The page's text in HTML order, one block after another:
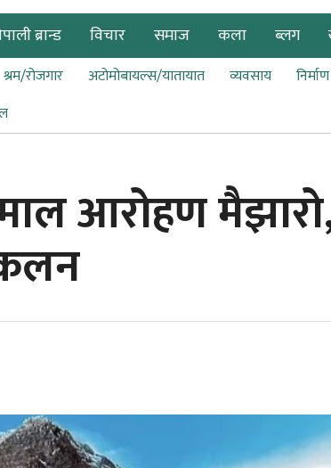
ब्रान्ड विचार समाज कला ब्लग
श्रम/रोजगार अटोमोबायल्स/यातायात व्यवसाय
आरोहण